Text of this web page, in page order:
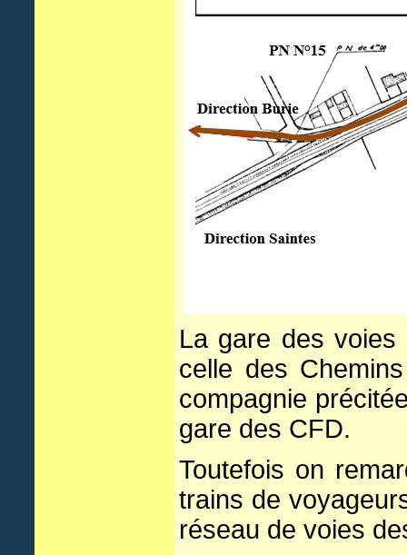
La gare des
celle des
compagnie
gare des CFD.
Toutefois on
trains de
réseau de voies